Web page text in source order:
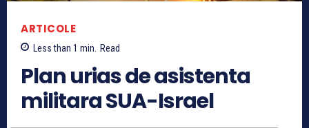
ARTICOLE
Less than 1 min. Read
Plan urias de asistenta
militara SUA-Israel